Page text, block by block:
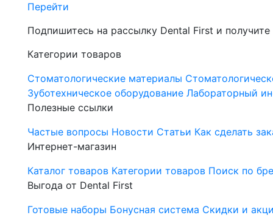
Перейти
Подпишитесь на рассылку Dental First и
Категории товаров
Стоматологические материалы
Зуботехническое оборудование Лабораторный
Полезные ссылки
Частые вопросы Новости Статьи Как сделать
Интернет-магазин
Каталог товаров Категории товаров Поиск по
Выгода от Dental First
Готовые наборы Бонусная система Скидки и